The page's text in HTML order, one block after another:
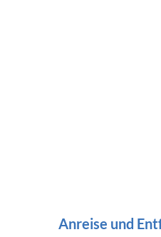
Anreise und